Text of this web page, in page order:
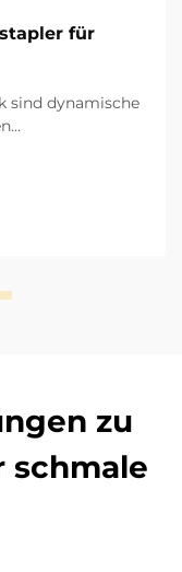
für
sind dynamische
Lagers nutzen,
zu
schmale